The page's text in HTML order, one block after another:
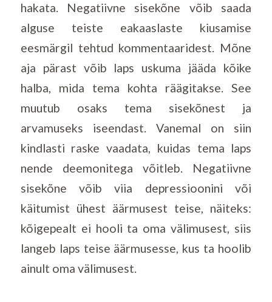
hakata. Negatiivne sisekõne võib saada
alguse teiste eakaaslaste kiusamise
eesmärgil tehtud kommentaaridest. Mõne
aja pärast võib laps uskuma jääda kõike
halba, mida tema kohta räägitakse. See
muutub osaks tema sisekõnest ja
arvamuseks iseendast. Vanemal on siin
kindlasti raske vaadata, kuidas tema laps
nende deemonitega võitleb. Negatiivne
sisekõne võib viia depressioonini või
käitumist ühest äärmusest teise, näiteks:
kõigepealt ei hooli ta oma välimusest, siis
langeb laps teise äärmusesse, kus ta hoolib
ainult oma välimusest.